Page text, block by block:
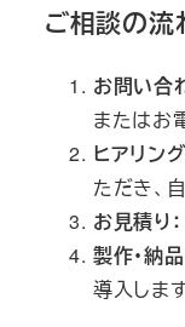
ご相談の流
お問い合
またはお
ヒアリング
ただき、
お見積り：
製作・納品
導入します